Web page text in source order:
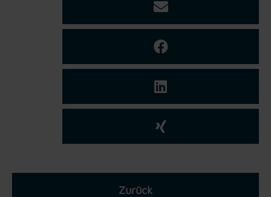
Zurück